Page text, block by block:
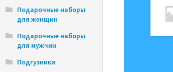
Подарочные наборы
для женщин
Подарочные наборы
для мужчин
Подгузники